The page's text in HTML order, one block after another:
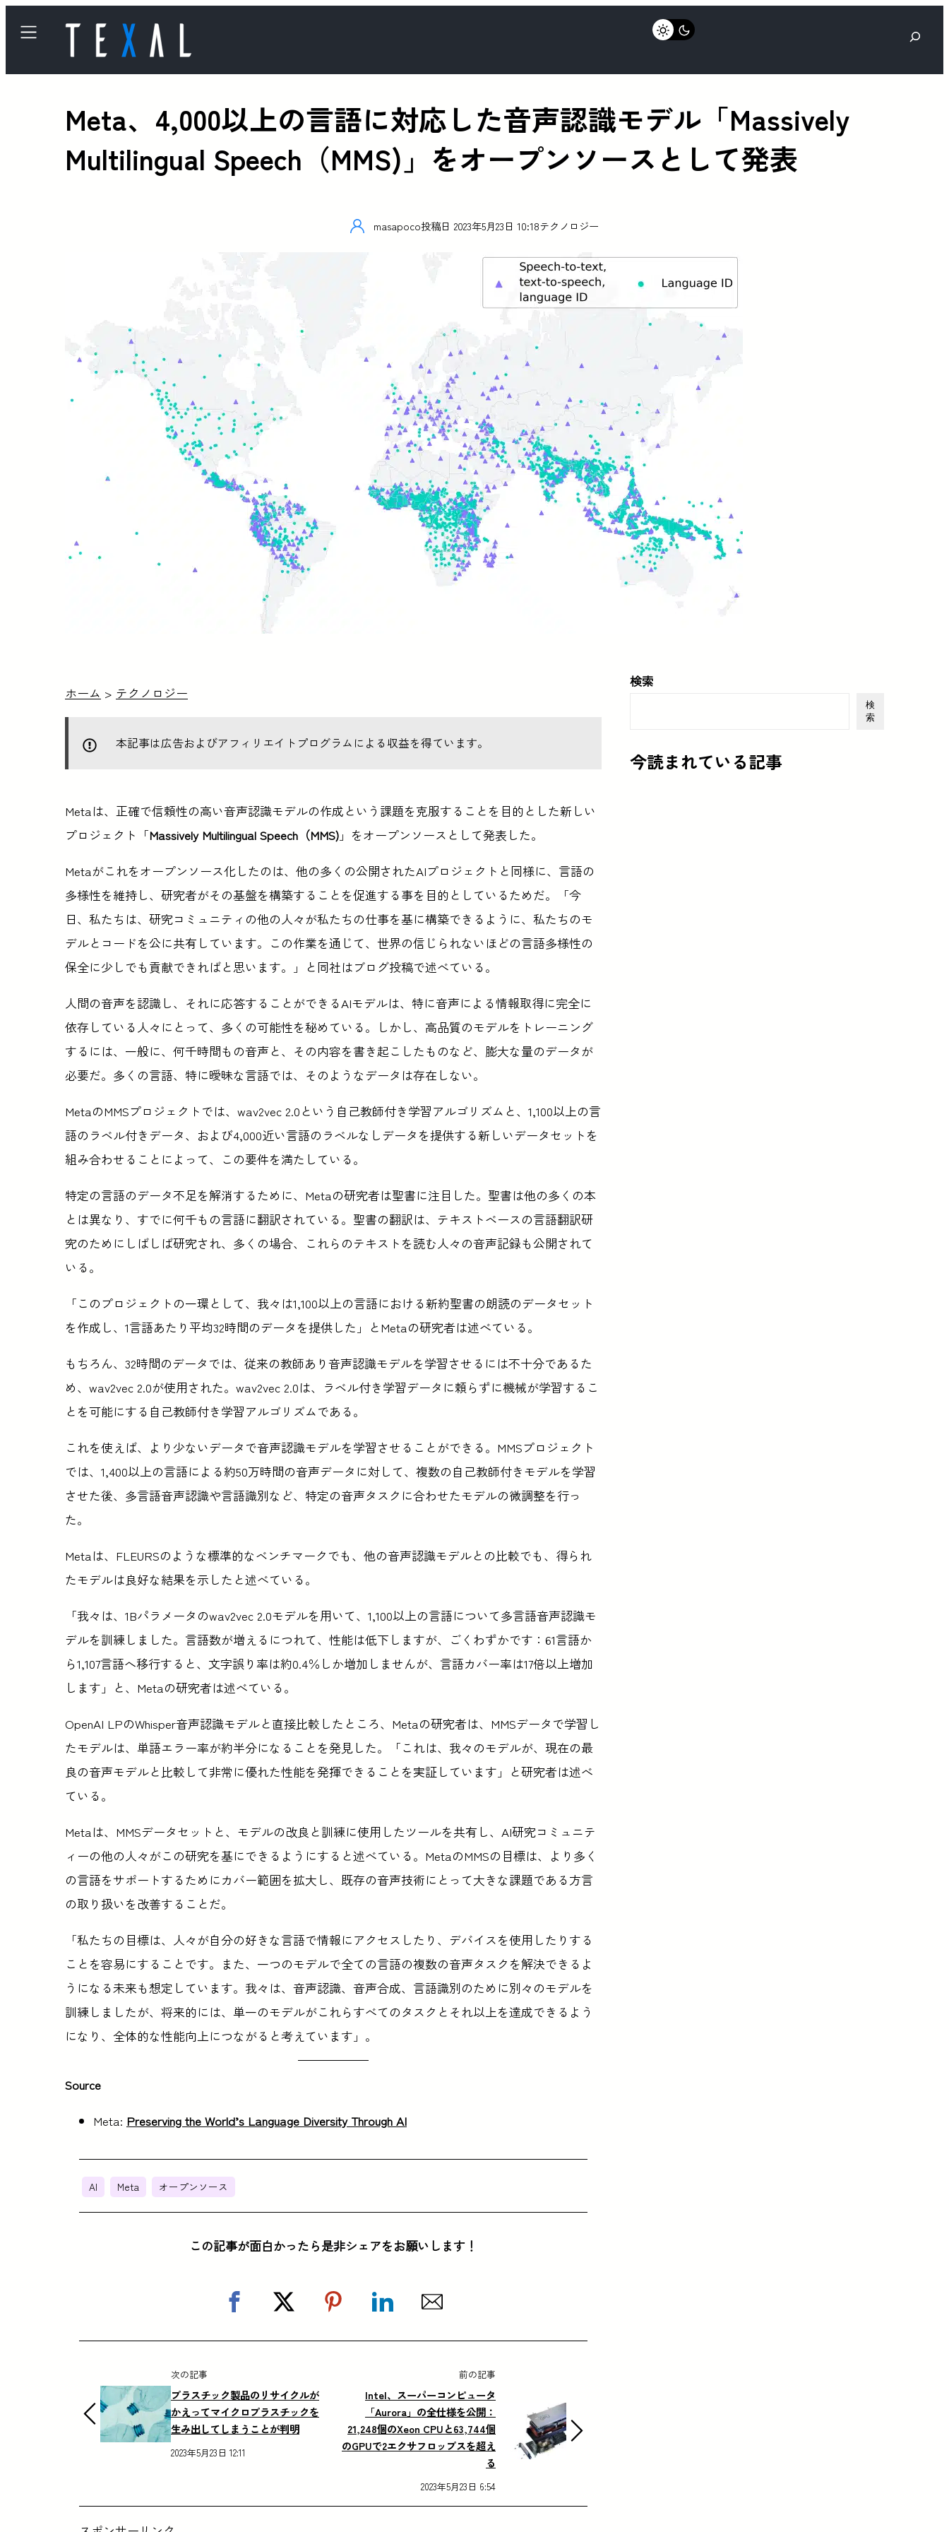
検
Meta、4,000以上の言語に対応した音声認識モデル「Massively
Multilingual Speech（MMS)」をオープンソースとして発表
masapoco投稿日 2023年5月23日 10:18テクノロジー
ホーム > テクノロジー
本記事は広告およびアフィリエイトプログラムによる収益を得ています。
Metaは、正確で信頼性の高い音声認識モデルの作成という課題を克服することを目的とした新しい
プロジェクト「Massively Multilingual Speech（MMS) 」をオープンソースとして発表した。
Metaがこれをオープンソース化したのは、他の多くの公開されたAIプロジェクトと同様に、言語の
多様性を維持し、研究者がその基盤を構築することを促進する事を目的としているためだ。「今
日、私たちは、研究コミュニティの他の人々が私たちの仕事を基に構築できるように、私たちのモ
デルとコードを公に共有しています。この作業を通じて、世界の信じられないほどの言語多様性の
保全に少しでも貢献できればと思います。」と同社はブログ投稿で述べている。
人間の音声を認識し、それに応答することができるAIモデルは、特に音声による情報取得に完全に
依存している人々にとって、多くの可能性を秘めている。しかし、高品質のモデルをトレーニング
するには、一般に、何千時間もの音声と、その内容を書き起こしたものなど、膨大な量のデータが
必要だ。多くの言語、特に曖昧な言語では、そのようなデータは存在しない。
MetaのMMSプロジェクトでは、wav2vec 2.0という自己教師付き学習アルゴリズムと、1,100以上の言
語のラベル付きデータ、および4,000近い言語のラベルなしデータを提供する新しいデータセットを
組み合わせることによって、この要件を満たしている。
特定の言語のデータ不足を解消するために、Metaの研究者は聖書に注目した。聖書は他の多くの本
とは異なり、すでに何千もの言語に翻訳されている。聖書の翻訳は、テキストベースの言語翻訳研
究のためにしばしば研究され、多くの場合、これらのテキストを読む人々の音声記録も公開されて
いる。
「このプロジェクトの一環として、我々は1,100以上の言語における新約聖書の朗読のデータセット
を作成し、1言語あたり平均32時間のデータを提供した」とMetaの研究者は述べている。
もちろん、32時間のデータでは、従来の教師あり音声認識モデルを学習させるには不十分であるた
め、wav2vec 2.0が使用された。wav2vec 2.0は、ラベル付き学習データに頼らずに機械が学習するこ
とを可能にする自己教師付き学習アルゴリズムである。
これを使えば、より少ないデータで音声認識モデルを学習させることができる。MMSプロジェクト
では、1,400以上の言語による約50万時間の音声データに対して、複数の自己教師付きモデルを学習
させた後、多言語音声認識や言語識別など、特定の音声タスクに合わせたモデルの微調整を行っ
た。
Metaは、FLEURSのような標準的なベンチマークでも、他の音声認識モデルとの比較でも、得られ
たモデルは良好な結果を示したと述べている。
「我々は、1Bパラメータのwav2vec 2.0モデルを用いて、1,100以上の言語について多言語音声認識モ
デルを訓練しました。言語数が増えるにつれて、性能は低下しますが、ごくわずかです：61言語か
ら1,107言語へ移行すると、文字誤り率は約0.4％しか増加しませんが、言語カバー率は17倍以上増加
します」と、Metaの研究者は述べている。
OpenAI LPのWhisper音声認識モデルと直接比較したところ、Metaの研究者は、MMSデータで学習し
たモデルは、単語エラー率が約半分になることを発見した。「これは、我々のモデルが、現在の最
良の音声モデルと比較して非常に優れた性能を発揮できることを実証しています」と研究者は述べ
ている。
Metaは、MMSデータセットと、モデルの改良と訓練に使用したツールを共有し、AI研究コミュニテ
ィーの他の人々がこの研究を基にできるようにすると述べている。MetaのMMSの目標は、より多く
の言語をサポートするためにカバー範囲を拡大し、既存の音声技術にとって大きな課題である方言
の取り扱いを改善することだ。
「私たちの目標は、人々が自分の好きな言語で情報にアクセスしたり、デバイスを使用したりする
ことを容易にすることです。また、一つのモデルで全ての言語の複数の音声タスクを解決できるよ
うになる未来も想定しています。我々は、音声認識、音声合成、言語識別のために別々のモデルを
訓練しましたが、将来的には、単一のモデルがこれらすべてのタスクとそれ以上を達成できるよう
になり、全体的な性能向上につながると考えています」。
Source
Meta: Preserving the World’s Language Diversity Through AI
AI Meta オープンソース
この記事が面白かったら是非シェアをお願いします！
次の記事
プラスチック製品のリサイクルが
かえってマイクロプラスチックを
生み出してしまうことが判明
2023年5月23日 12:11
前の記事
Intel、スーパーコンピュータ
「Aurora」の全仕様を公開：
21,248個のXeon CPUと63,744個
のGPUで2エクサフロップスを超え
る
2023年5月23日 6:54
検索
検
索
今読まれている記事